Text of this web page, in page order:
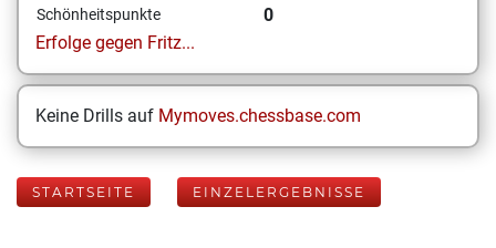
Schönheitspunkte
0
Erfolge gegen Fritz...
Keine Drills auf Mymoves.chessbase.com
STARTSEITE EINZELERGEBNISSE